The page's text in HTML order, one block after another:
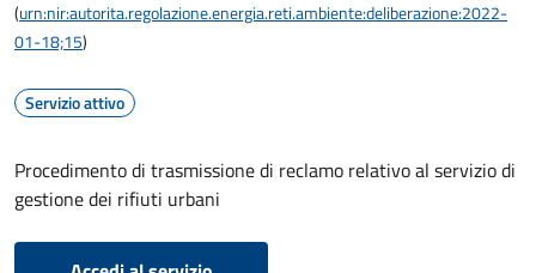
(urn:nir:autorita.regolazione.energia.reti.ambiente:deliberazione:2022-
01-18;15)
Servizio attivo
Procedimento di trasmissione di reclamo relativo al servizio di
gestione dei rifiuti urbani